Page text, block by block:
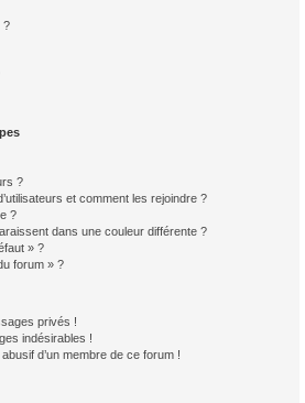
?
?
et comment les rejoindre ?
?
dans une couleur différente ?
» ?
forum » ?
privés !
indésirables !
d’un membre de ce forum !